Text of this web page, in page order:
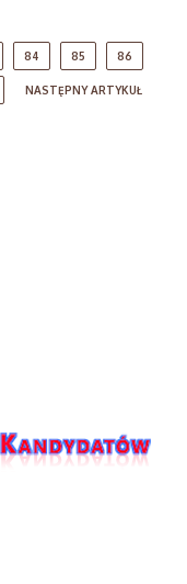
84 85 86
NASTĘPNY ARTYKUŁ